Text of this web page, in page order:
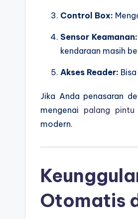
Control Box:
Sensor Keamanan:
kendaraan masih
Akses Reader:
Jika Anda penasaran
mengenai palang
modern.
Otomatis